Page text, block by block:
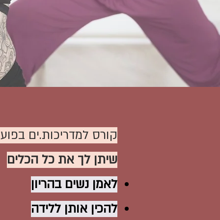
קורס למדריכות.ים
שיתן לך את כל הכלים
לאמן נשים בהריון
להכין אותן ללידה